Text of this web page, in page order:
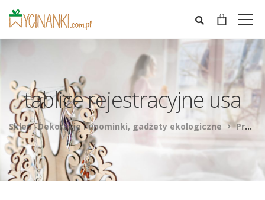
tablice rejestracyjne usa
Sklep -Dekoracje i upominki, gadżety ekologiczne Products